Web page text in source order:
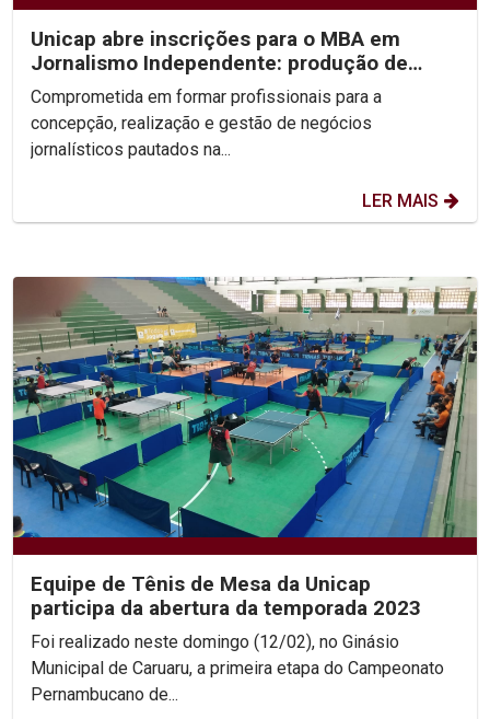
Unicap abre inscrições para o MBA em
Jornalismo Independente: produção de
conteúdos e gestão...
Comprometida em formar profissionais para a
concepção, realização e gestão de negócios
jornalísticos pautados na...
LER MAIS
Equipe de Tênis de Mesa da Unicap
participa da abertura da temporada 2023
Foi realizado neste domingo (12/02), no Ginásio
Municipal de Caruaru, a primeira etapa do Campeonato
Pernambucano de...